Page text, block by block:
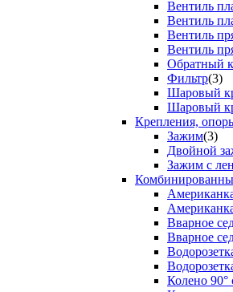
Вентиль
Вентиль
Вентиль
Вентиль
Обратный
Фильтр(3)
Шаровый
Шаровый
Крепления,
Зажим(3)
Двойной
Зажим с
Вварное
Вварное
Колено 90°